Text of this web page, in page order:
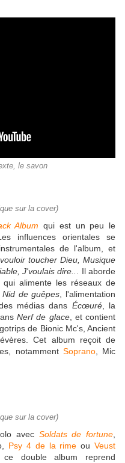
le savon
sur la cover)
Album qui est un peu le
influences orientales se
de l'album, et
toucher Dieu, Musique
J'voulais dire..
. Il aborde
alimente les réseaux de
Nid de guêpes , l'alimentation
médias dans Écœuré, la
Nerf de glace, et contient
de Bionic Mc's, Ancient
Cet album reçoit de
notamment Soprano, Mic
sur la cover)
avec Soldats de fortune
Psy 4 de la rime ouVeust
double album reprend